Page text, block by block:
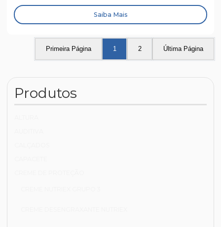
Saiba Mais
Primeira Página 1 2 Última Página
Produtos